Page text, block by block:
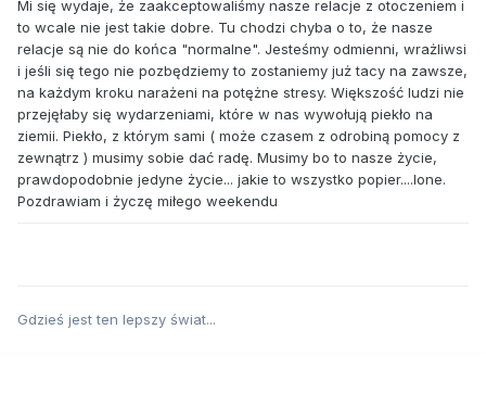
Mi się wydaje, że zaakceptowaliśmy nasze relacje z otoczeniem i
to wcale nie jest takie dobre. Tu chodzi chyba o to, że nasze
relacje są nie do końca "normalne". Jesteśmy odmienni, wrażliwsi
i jeśli się tego nie pozbędziemy to zostaniemy już tacy na zawsze,
na każdym kroku narażeni na potężne stresy. Większość ludzi nie
przejęłaby się wydarzeniami, które w nas wywołują piekło na
ziemii. Piekło, z którym sami ( może czasem z odrobiną pomocy z
zewnątrz ) musimy sobie dać radę. Musimy bo to nasze życie,
prawdopodobnie jedyne życie... jakie to wszystko popier....lone.
Pozdrawiam i życzę miłego weekendu
Gdzieś jest ten lepszy świat...